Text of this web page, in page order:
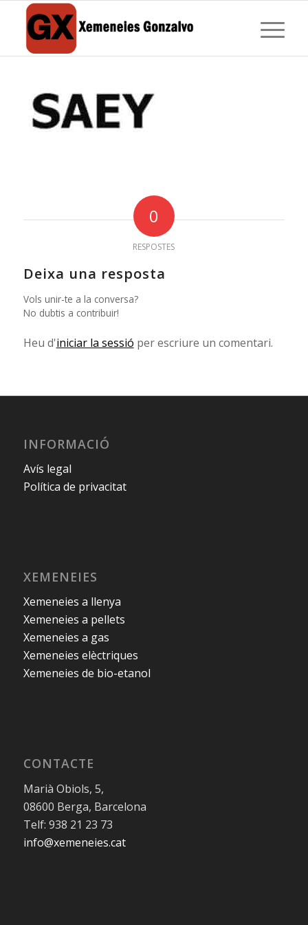
0
RESPOSTES
Deixa una resposta
Vols unir-te a la conversa?
No dubtis a contribuir!
Heu d'iniciar la sessió per escriure un comentari.
INFORMACIÓ
Avís legal
Política de privacitat
XEMENEIES
Xemeneies a llenya
Xemeneies a pellets
Xemeneies a gas
Xemeneies elèctriques
Xemeneies de bio-etanol
CONTACTE
Marià Obiols, 5,
08600 Berga, Barcelona
Telf: 938 21 23 73
info@xemeneies.cat